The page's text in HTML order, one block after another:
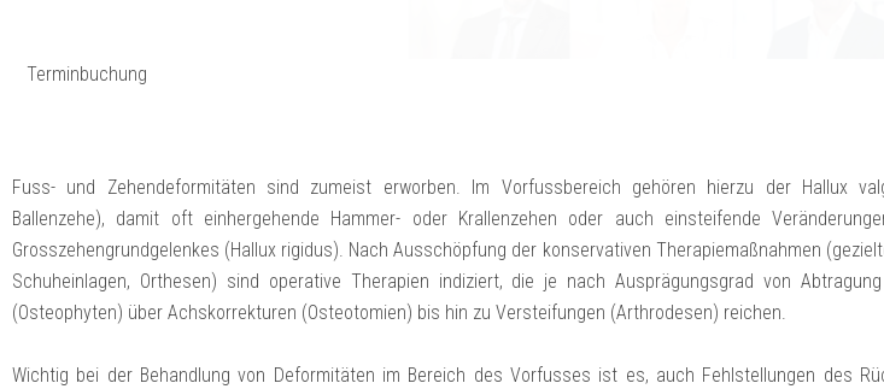
Terminbuchung
Fuss- und Zehendeformitäten sind zumeist erworben. Im Vorfussbereich gehören hierzu der Hallux
Ballenzehe), damit oft einhergehende Hammer- oder Krallenzehen oder auch einsteifende
Grosszehengrundgelenkes (Hallux rigidus). Nach Ausschöpfung der konservativen Therapiemaßnahmen
Schuheinlagen, Orthesen) sind operative Therapien indiziert, die je nach Ausprägungsgrad von
(Osteophyten) über Achskorrekturen (Osteotomien) bis hin zu Versteifungen (Arthrodesen) reichen.
Wichtig bei der Behandlung von Deformitäten im Bereich des Vorfusses ist es, auch Fehlstellungen des